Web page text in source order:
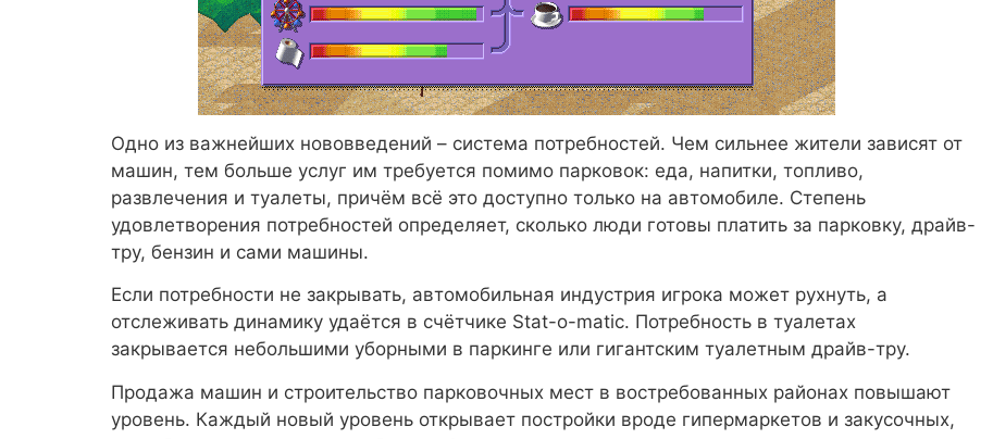
Одно из важнейших нововведений – система потребностей. Чем сильнее жители зависят от
машин, тем больше услуг им требуется помимо парковок: еда, напитки, топливо,
развлечения и туалеты, причём всё это доступно только на автомобиле. Степень
удовлетворения потребностей определяет, сколько люди готовы платить за парковку, драйв-
тру, бензин и сами машины.
Если потребности не закрывать, автомобильная индустрия игрока может рухнуть, а
отслеживать динамику удаётся в счётчике Stat-o-matic. Потребность в туалетах
закрывается небольшими уборными в паркинге или гигантским туалетным драйв-тру.
Продажа машин и строительство парковочных мест в востребованных районах повышают
уровень. Каждый новый уровень открывает постройки вроде гипермаркетов и закусочных,